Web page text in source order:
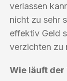
verlassen
nicht zu sehr
effektiv Geld
verzichten zu
Wie läuft der